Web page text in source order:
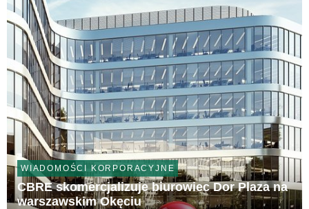
WIADOMOŚCI KORPORACYJNE
CBRE skomercjalizuje biurowiec Dor Plaza na
warszawskim Okęciu